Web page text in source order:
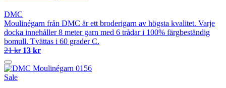
DMC
Moulinégarn från DMC är ett broderigarn av högsta kvalitet. Varje
docka innehåller 8 meter garn med 6 trådar i 100% färgbeständig
bomull. Tvättas i 60 grader C.
21 kr 13 kr
Sale